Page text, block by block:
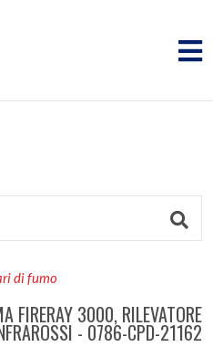
di fumo
FIRERAY 3000, RILEVATORE
- 0786-CPD-21162